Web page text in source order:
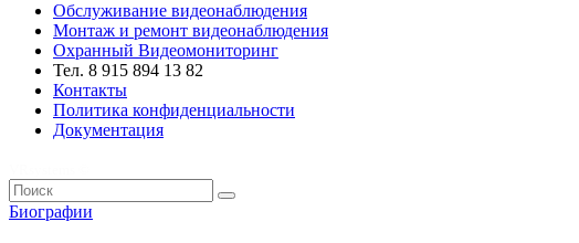
Обслуживание видеонаблюдения
Монтаж и ремонт видеонаблюдения
Охранный Видеомониторинг
Тел. 8 915 894 13 82
Контакты
Политика конфиденциальности
Документация
Биографии